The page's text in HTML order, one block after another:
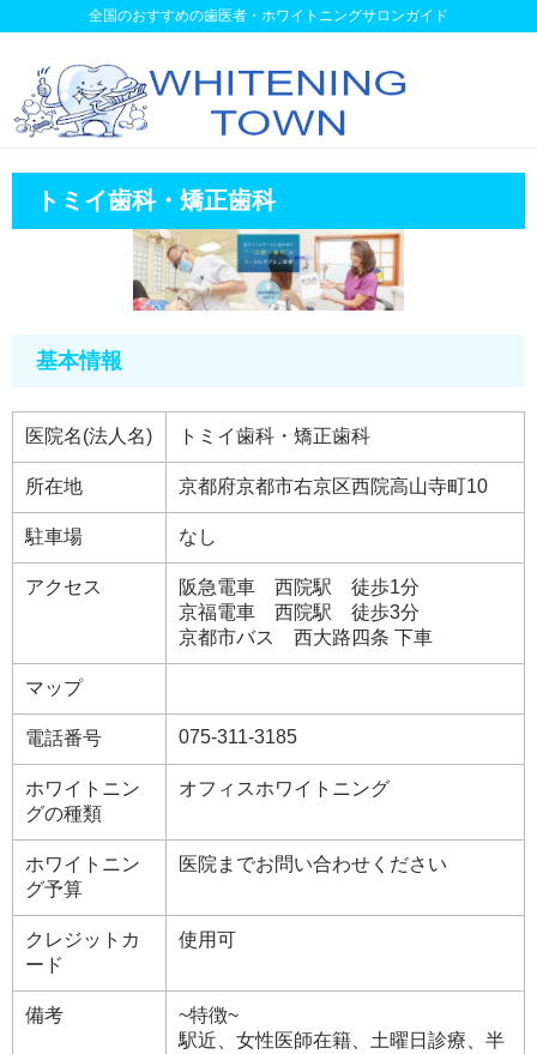
全国のおすすめの歯医者・ホワイトニングサロンガイド
トミイ歯科・矯正歯科
基本情報
医院名(法人名) トミイ歯科・矯正歯科
所在地 京都府京都市右京区西院高山寺町10
駐車場 なし
アクセス
阪急電車 西院駅 徒歩1分
京福電車 西院駅 徒歩3分
京都市バス 西大路四条 下車
マップ
電話番号 075-311-3185
ホワイトニン
グの種類
オフィスホワイトニング
ホワイトニン
グ予算
医院までお問い合わせください
クレジットカ
ード
使用可
備考
~特徴~
駅近、女性医師在籍、土曜日診療、半